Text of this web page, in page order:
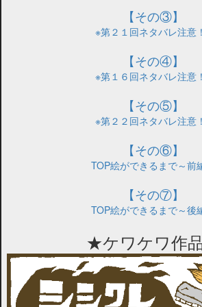
【その③】
※第２１回ネタバレ注意
【その④】
※第１６回ネタバレ注意
【その⑤】
※第２２回ネタバレ注意
【その⑥】
TOP絵ができるまで～前
【その⑦】
TOP絵ができるまで～後
★ケワケワ作